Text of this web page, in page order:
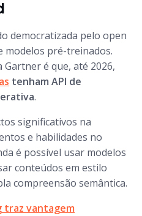
democratizada pelo open
modelos pré-treinados.
Gartner é que, até 2026,
tenham API de
.
significativos na
e habilidades no
é possível usar modelos
conteúdos em estilo
compreensão semântica.
traz vantagem